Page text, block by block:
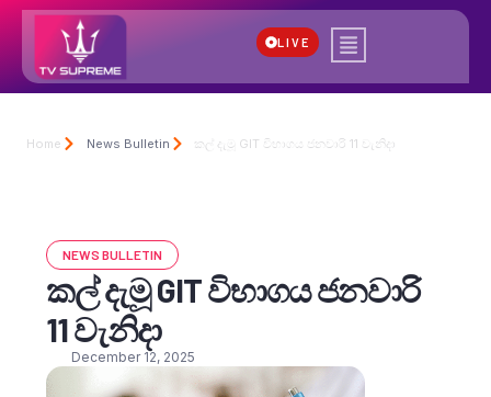
LIVE
Home News Bulletin කල් දැමූ GIT විභාගය ජනවාරි 11 වැනිදා
NEWS BULLETIN
කල් දැමූ GIT විභාගය ජනවාරි
11 වැනිදා
December 12, 2025